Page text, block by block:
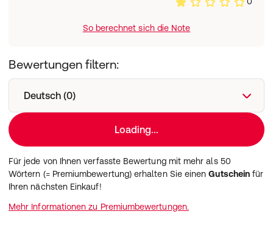
Erstattung gelten nur in Deutschland)
So berechnet sich die Note
Bewertungen filtern:
Deutsch (0)
Loading...
Für jede von Ihnen verfasste Bewertung mit mehr als 50
Wörtern (= Premiumbewertung) erhalten Sie einenGutschein für
Ihren nächsten Einkauf!
Mehr Informationen zu Premiumbewertungen.